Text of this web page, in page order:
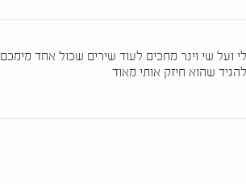
ועל שי וינר מחכים לעוד שירים שכול אחד מימכם
שהוא חיזק אותי מאוד